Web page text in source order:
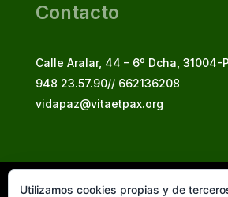
Contacto
Calle Aralar, 44 – 6º Dcha, 31004-
948 23.57.90// 662136208
vidapaz@vitaetpax.org
Utilizamos cookies propias y de